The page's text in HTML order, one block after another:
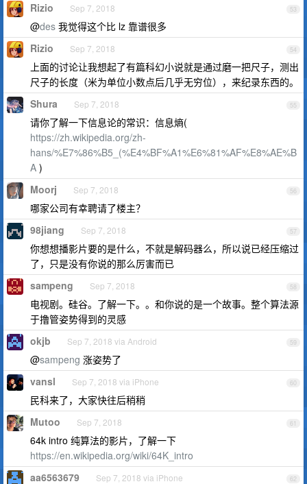
53
Rizio Sep 7, 2018
@des 我觉得这个比 lz 靠谱很多
54
Rizio Sep 7, 2018
上面的讨论让我想起了有篇科幻小说就是通过磨一把尺子，测出
尺子的长度（米为单位小数点后几乎无穷位），来纪录东西的。
55
Shura Sep 7, 2018
请你了解一下信息论的常识：信息熵(
https://zh.wikipedia.org/zh-
hans/%E7%86%B5_(%E4%BF%A1%E6%81%AF%E8%AE%B
A )
56
Moorj Sep 7, 2018
哪家公司有幸聘请了楼主？
57
98jiang Sep 7, 2018
你想想播影片要的是什么，不就是解码器么，所以说已经压缩过
了，只是没有你说的那么厉害而已
58
sampeng Sep 7, 2018
电视剧。硅谷。了解一下。。和你说的是一个故事。整个算法源
于撸管姿势得到的灵感
59
okjb Sep 7, 2018 via Android
@sampeng 涨姿势了
60
vansl Sep 7, 2018 via iPhone
民科来了，大家快往后稍稍
61
Mutoo Sep 7, 2018
64k intro 纯算法的影片，了解一下
https://en.wikipedia.org/wiki/64K_intro
62
aa6563679 Sep 7, 2018 via iPhone